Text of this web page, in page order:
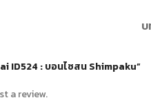
ID524 : บอนไซสน Shimpaku”
a review.